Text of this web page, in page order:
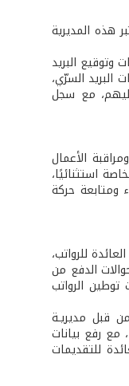
هذه المديرية
البريد
البريد السرّي،
عليهم، مع سجل
الأعمال
استثنائيًا،
ومتابعة حركة
للرواتب،
الدفع من
الرواتب
قبل مديريـة
مع رفع بيانات
للتقديمات